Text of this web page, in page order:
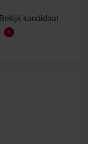
Bekijk kandidaat